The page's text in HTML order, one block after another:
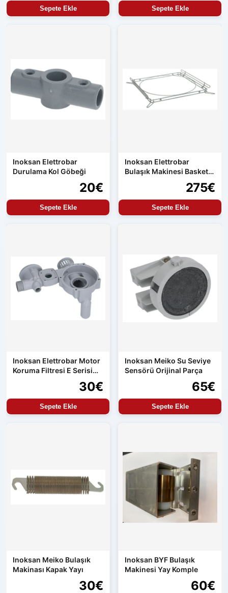
Sepete Ekle Sepete Ekle
Inoksan Elettrobar
Durulama Kol Göbeği
20€
Sepete Ekle
Inoksan Elettrobar
Bulaşık Makinesi Basket
275€
Sepete Ekle
Inoksan Elettrobar Motor
Koruma Filtresi E Serisi
30€
Sepete Ekle
Inoksan Meiko Su Seviye
Sensörü Orijinal Parça
65€
Sepete Ekle
Inoksan Meiko Bulaşık
Makinası Kapak Yayı
30€
Inoksan BYF Bulaşık
Makinesi Yay Komple
60€